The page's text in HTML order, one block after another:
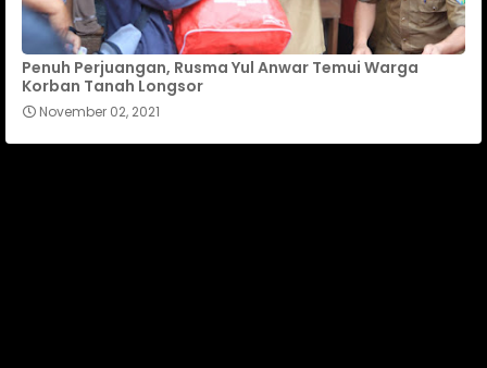
Penuh Perjuangan, Rusma Yul Anwar Temui Warga
Korban Tanah Longsor
November 02, 2021